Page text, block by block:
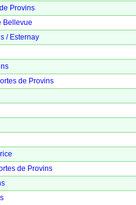
Provins
Bellevue
/ Esternay
de Provins
de Provins